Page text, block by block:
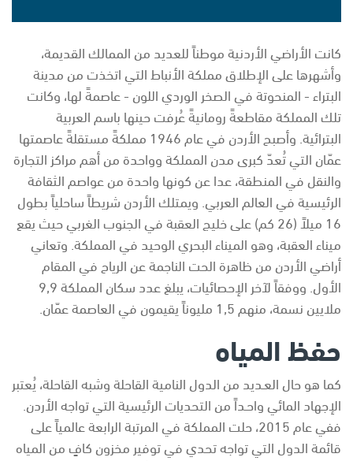
كانت الأراضي الأردنية موطناً للعديد من الممالك القديمة،
وأشهرها على الإطلاق مملكة الأنباط التي اتخذت من مدينة
البتراء - المنحوتة في الصخر الوردي اللون - عاصمةً لها، وكانت
تلك المملكة مقاطعةً رومانيةً عُرفت حينها باسم العربية
البترائية. وأصبح الأردن في عام 1946 مملكةً مستقلةً عاصمتها
عمّان التي تُعدّ كبرى مدن المملكة وواحدة من أهم مراكز التجارة
والنقل في المنطقة، عدا عن كونها واحدة من عواصم الثقافة
الرئيسية في العالم العربي. ويمتلك الأردن شريطاً ساحلياً بطول
16 ميلاً (26 كم) على خليج العقبة في الجنوب الغربي حيث يقع
ميناء العقبة، وهو الميناء البحري الوحيد في المملكة. وتعاني
أراضي الأردن من ظاهرة الحت الناجمة عن الرياح في المقام
الأول. ووفقاً لآخر الإحصائيات، يبلغ عدد سكان المملكة 9,9
ملايين نسمة، منهم 1,5 مليوناً يقيمون في العاصمة عمّان.
حفظ المياه
كما هو حال العـديد من الدول النامية القاحلة وشبه القاحلة، يُعتبر
الإجهاد المائي واحـداً من التحديات الرئيسية التي تواجه الأردن.
ففي عام 2015، حلت المملكة في المرتبة الرابعة عالمياً على
قائمة الدول التي تواجه تحدي في توفير مخزون كافٍ من المياه